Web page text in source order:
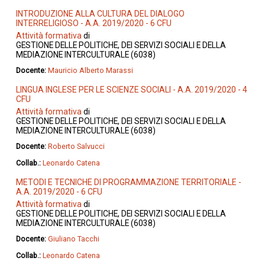
INTRODUZIONE ALLA CULTURA DEL DIALOGO
INTERRELIGIOSO - A.A. 2019/2020 - 6 CFU
Attività formativa di
GESTIONE DELLE POLITICHE, DEI SERVIZI SOCIALI E DELLA
MEDIAZIONE INTERCULTURALE (6038)
Docente:Mauricio Alberto Marassi
LINGUA INGLESE PER LE SCIENZE SOCIALI - A.A. 2019/2020 - 4
CFU
Attività formativa di
GESTIONE DELLE POLITICHE, DEI SERVIZI SOCIALI E DELLA
MEDIAZIONE INTERCULTURALE (6038)
Docente:Roberto Salvucci
Collab.:Leonardo Catena
METODI E TECNICHE DI PROGRAMMAZIONE TERRITORIALE -
A.A. 2019/2020 - 6 CFU
Attività formativa di
GESTIONE DELLE POLITICHE, DEI SERVIZI SOCIALI E DELLA
MEDIAZIONE INTERCULTURALE (6038)
Docente:Giuliano Tacchi
Collab.:Leonardo Catena